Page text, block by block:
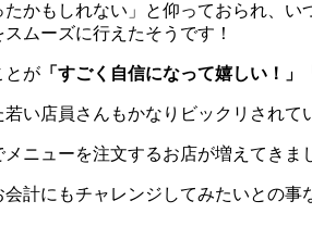
たかもしれない」と仰っておられ、
ムーズに行えたそうです！
とが 「すごく自信になって嬉しい！」
い店員さんもかなりビックリされて
ニューを注文するお店が増えてき
計にもチャレンジしてみたいとの事